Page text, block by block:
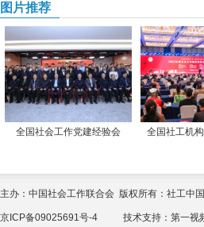
图片推荐
全国社会工作党建经验会 全国社工机
主办：中国社会工作联合会 版权所有：社工中
京ICP备09025691号-4 技术支持： 第一视